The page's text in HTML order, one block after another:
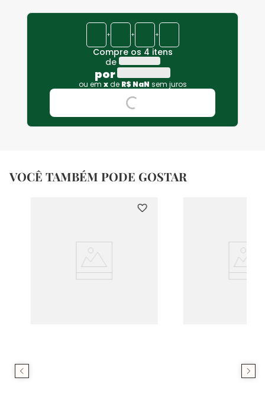
+ + +
Compre os 4 itens
de
por
ou em x de R$ NaN sem juros
VOCÊ TAMBÉM PODE GOSTAR